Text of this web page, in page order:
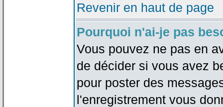
Revenir en haut de page
Pourquoi n'ai-je pas
Vous pouvez ne pas en
de décider si vous avez
pour poster des
l'enregistrement vous